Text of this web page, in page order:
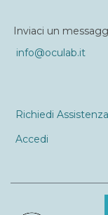
Inviaci un
info@oculab.it
Richiedi Assistenza
Accedi